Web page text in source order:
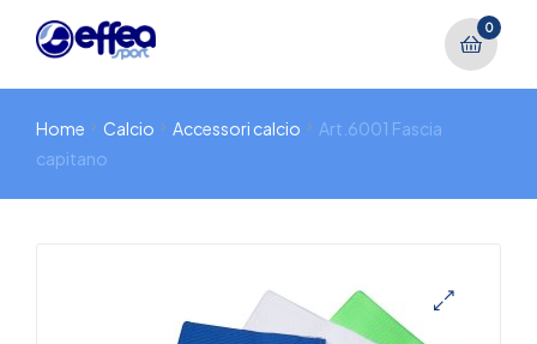
0
Home Calcio Accessori calcio
Art.6001 Fascia
capitano